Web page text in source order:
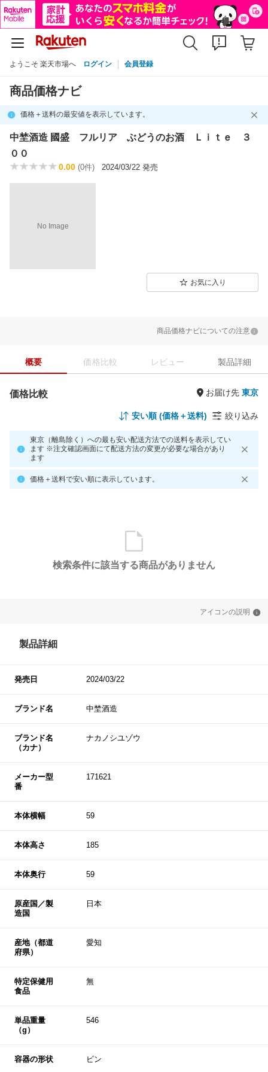
ようこそ 楽天市場へ ログイン 会員登録
商品価格ナビ
価格＋送料の最安値を表示しています。
中埜酒造 國盛 フルリア ぶどうのお酒 Ｌｉｔｅ ３
００
0.00 (0件) 2024/03/22 発売
No Image
お気に入り
商品価格ナビについての注意
概要 価格比較 レビュー 製品詳細
価格比較 お届け先
安い順 (価格＋送料) 絞り込み
東京（離島除く）への最も安い配送方法での送料を表示してい
ます ※注文確認画面にて配送方法の変更が必要な場合があり
ます
価格＋送料で安い順に表示しています。
検索条件に該当する商品がありません
アイコンの説明
製品詳細
発売日 2024/03/22
ブランド名 中埜酒造
ブランド名
（カナ）
ナカノシユゾウ
メーカー型
番
171621
本体横幅 59
本体高さ 185
本体奥行 59
原産国／製
造国
日本
産地（都道
府県）
愛知
特定保健用
食品
無
単品重量
（g）
546
容器の形状 ビン